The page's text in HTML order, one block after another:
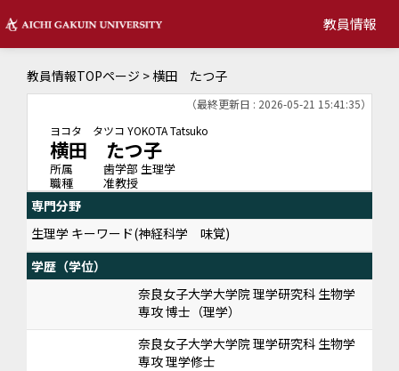
教員情報
教員情報TOPページ > 横田 たつ子
（最終更新日 : 2026-05-21 15:41:35）
ヨコタ タツコ YOKOTA Tatsuko
横田 たつ子
所属
歯学部 生理学
職種
准教授
専門分野
生理学 キーワード(神経科学 味覚)
学歴（学位）
奈良女子大学大学院 理学研究科 生物学
専攻 博士（理学）
奈良女子大学大学院 理学研究科 生物学
専攻 理学修士